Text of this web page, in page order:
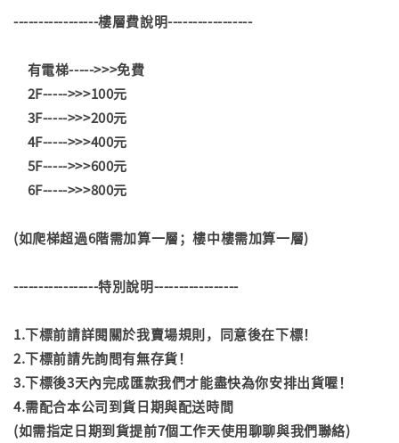
-----------------樓層費說明-----------------
有電梯----->>>免費
2F----->>>100元
3F----->>>200元
4F----->>>400元
5F----->>>600元
6F----->>>800元
(如爬梯超過6階需加算一層；樓中樓需加算一層)
-----------------特別說明-----------------
1.下標前請詳閱關於我賣場規則，同意後在下標！
2.下標前請先詢問有無存貨！
3.下標後3天內完成匯款我們才能盡快為你安排出貨喔！
4.需配合本公司到貨日期與配送時間
(如需指定日期到貨提前7個工作天使用聊聊與我們聯絡)